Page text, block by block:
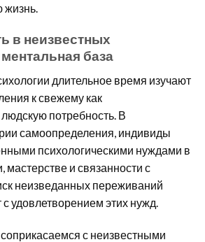
в неизвестных
база
длительное время изучают
к свежему как
потребность. В
самоопределения, индивиды
психологическими нуждами в
мастерстве и связанности с
неизведанных переживаний
удовлетворением этих нужд.
с неизвестными